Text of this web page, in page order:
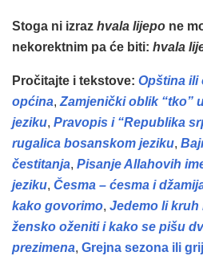
Stoga ni izraz hvala lijepo ne
nekorektnim pa će biti: hvala
Pročitajte i tekstove: Opština ili
općina, Zamjenički oblik “tko”
jeziku, Pravopis i “Republika
rugalica bosanskom jeziku,
čestitanja, Pisanje Allahovih
jeziku, Česma – ćesma i
kako govorimo, Jedemo li kruh
žensko oženiti i kako se pišu
prezimena, Grejna sezona ili